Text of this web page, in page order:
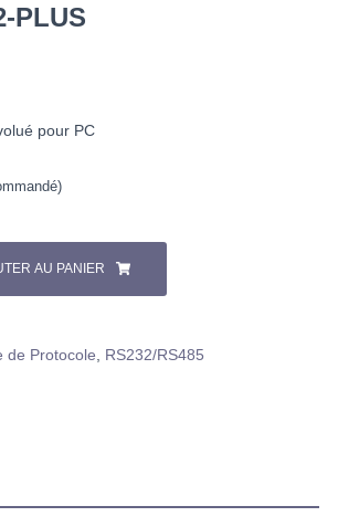
PLUS
pour PC
AU PANIER
de Protocole
RS232/RS485